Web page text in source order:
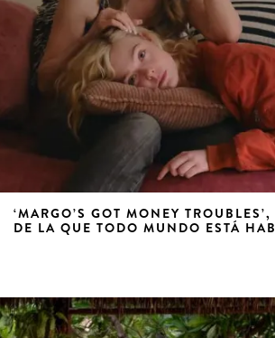
‘MARGO’S GOT MONEY
DE LA QUE TODO MUNDO ESTÁ